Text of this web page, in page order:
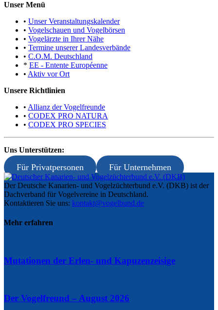
Unser Menü
• Unser Veranstaltungskalender
• Vogelschauen und Vogelbörsen
• Vogelärzte in Ihrer Nähe
• Termine unserer Landesverbände
• C.O.M. Deutschland
* EE - Entente Européenne
• Aktiv vor Ort
Unsere Richtlinien
• Allianz der Vogelfreunde
• CODEX PRO NATURA
• CODEX PRO SPECIES
Uns Unterstützen:
Für Privatpersonen Für Unternehmen
Der Deutsche Kanarien- und Vogelzüchterbund e.V. (DKB) ist der
Dachverband für Vogelvereine in Deutschland.
Kontaktieren Sie uns: kontakt@vogelbund.de
Mehr erfahren
Mutationen der Erlen- und Kapuzenzeisige
Der Vogelfreund – August 2026